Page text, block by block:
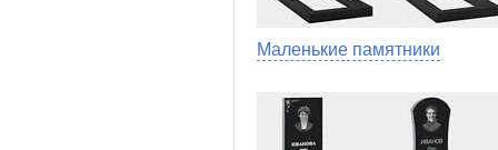
Маленькие памятники